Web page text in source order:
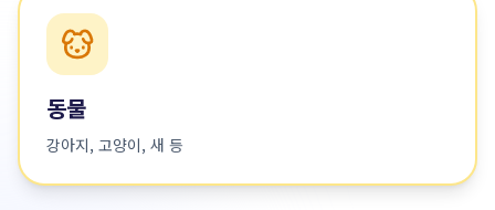
동물
강아지, 고양이, 새 등